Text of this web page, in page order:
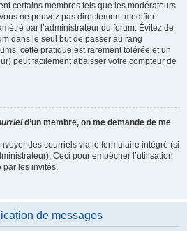
certains membres tels que les modérateurs
ne pouvez pas directement modifier
par l’administrateur du forum. Évitez de
dans le seul but de passer au rang
cette pratique est rarement tolérée et un
peut facilement abaisser votre compteur de
d’un membre, on me demande de me
des courriels via le formulaire intégré (si
Ceci pour empêcher l’utilisation
par les invités.
de messages